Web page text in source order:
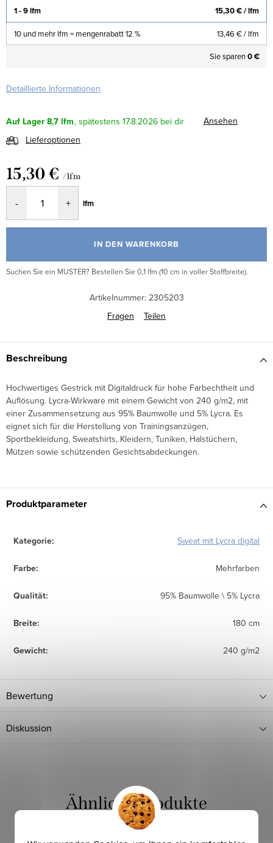
1 - 9 lfm 15,30 €/ lfm
10 und mehr lfm = mengenrabatt 12 % 13,46 €/ lfm
Sie sparen0 €
Detaillierte Informationen
Auf Lager 8,7 lfm 17.8.2026
Ansehen
Lieferoptionen
15,30 € / lfm
lfm
IN DEN WARENKORB
Suchen Sie ein MUSTER? Bestellen Sie 0,1 lfm (10 cm in voller Stoffbreite).
Artikelnummer: 2305203
Fragen
Teilen
Beschreibung
Hochwertiges Gestrick mit Digitaldruck für hohe Farbechtheit und
Auflösung. Lycra-Wirkware mit einem Gewicht von 240 g/m2, mit
einer Zusammensetzung aus 95% Baumwolle und 5% Lycra. Es
eignet sich für die Herstellung von Trainingsanzügen,
Sportbekleidung, Sweatshirts, Kleidern, Tuniken, Halstüchern,
Mützen sowie schützenden Gesichtsabdeckungen.
Produktparameter
Kategorie: Sweat mit Lycra digital
Farbe: Mehrfarben
Qualität: 95% Baumwolle \ 5% Lycra
Breite: 180 cm
Gewicht: 240 g/m2
Bewertung
Diskussion